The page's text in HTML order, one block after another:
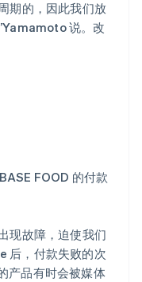
期的，因此我们放
说。改
FOOD 的付款
现故障，迫使我们
后，付款失败的次
产品有时会被媒体